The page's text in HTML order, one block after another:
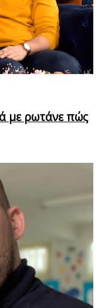
με ρωτάνε πώς